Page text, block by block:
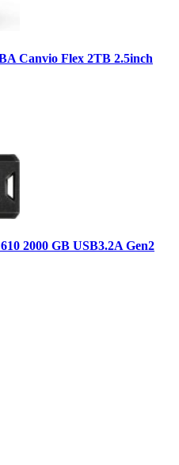
Canvio Flex 2TB 2.5inch
2000 GB USB3.2A Gen2